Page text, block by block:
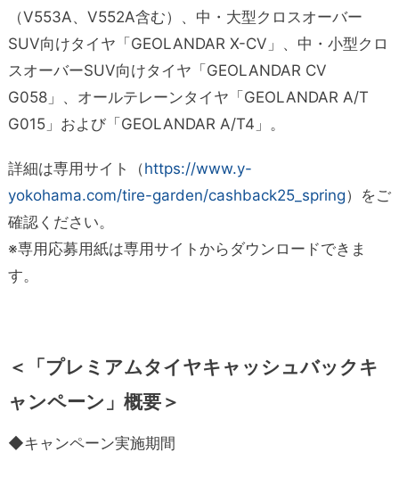
（V553A、V552A含む）、中・大型クロスオーバー
SUV向けタイヤ「GEOLANDAR X-CV」、中・小型クロ
スオーバーSUV向けタイヤ「GEOLANDAR CV
G058」、オールテレーンタイヤ「GEOLANDAR A/T
G015」および「GEOLANDAR A/T4」。
詳細は専用サイト（https://www.y-
yokohama.com/tire-garden/cashback25_spring）をご
確認ください。
※専用応募用紙は専用サイトからダウンロードできま
す。
＜「プレミアムタイヤキャッシュバックキ
ャンペーン」概要＞
◆キャンペーン実施期間